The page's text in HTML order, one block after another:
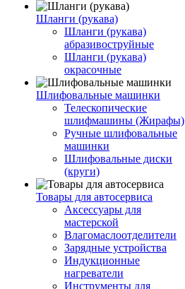
Шланги (рукава)
Шланги (рукава)
абразивоструйные
Шланги (рукава)
окрасочные
Шлифовальные машинки
Телескопические
шлифмашины (Жирафы)
Ручные шлифовальные
машинки
Шлифовальные диски
(круги)
Товары для автосервиса
Аксессуары для
мастерской
Влагомаслоотделители
Зарядные устройства
Индукционные
нагреватели
Инструменты для